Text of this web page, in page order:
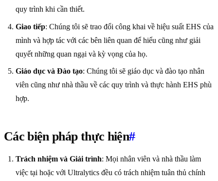
quy trình khi cần thiết.
Giao tiếp: Chúng tôi sẽ trao đổi công khai về hiệu suất EHS của
mình và hợp tác với các bên liên quan để hiểu cũng như giải
quyết những quan ngại và kỳ vọng của họ.
Giáo dục và Đào tạo: Chúng tôi sẽ giáo dục và đào tạo nhân
viên cũng như nhà thầu về các quy trình và thực hành EHS phù
hợp.
Các biện pháp thực hiện#
Trách nhiệm và Giải trình: Mọi nhân viên và nhà thầu làm
việc tại hoặc với Ultralytics đều có trách nhiệm tuân thủ chính